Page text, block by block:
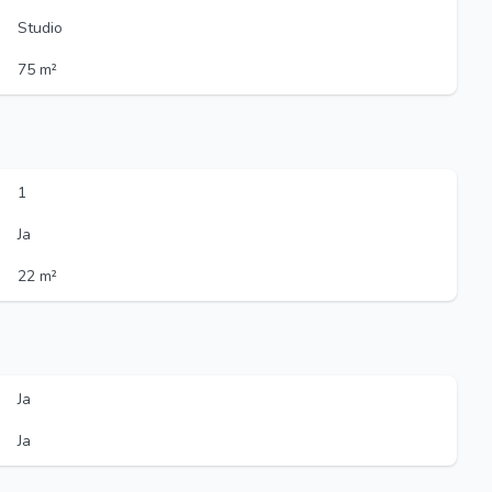
Studio
75 m²
1
Ja
22 m²
Ja
Ja